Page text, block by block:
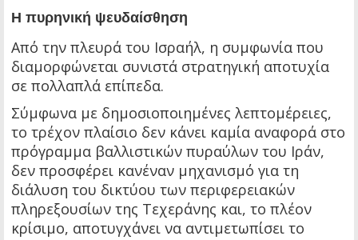
Η πυρηνική ψευδαίσθηση
Από την πλευρά του Ισραήλ, η συμφωνία που
διαμορφώνεται συνιστά στρατηγική αποτυχία
σε πολλαπλά επίπεδα.
Σύμφωνα με δημοσιοποιημένες λεπτομέρειες,
το τρέχον πλαίσιο δεν κάνει καμία αναφορά στο
πρόγραμμα βαλλιστικών πυραύλων του Ιράν,
δεν προσφέρει κανέναν μηχανισμό για τη
διάλυση του δικτύου των περιφερειακών
πληρεξουσίων της Τεχεράνης και, το πλέον
κρίσιμο, αποτυγχάνει να αντιμετωπίσει το